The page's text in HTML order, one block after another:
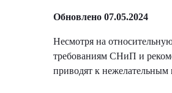
Обновлено 07.05.2024
Несмотря на
требованиям СНиП и
приводят к нежелательным